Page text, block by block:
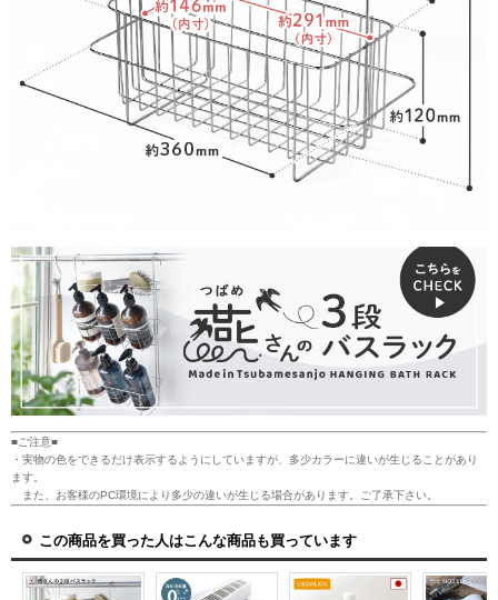
■ご注意■
・実物の色をできるだけ表示するようにしていますが、多少カラーに違いが生じることがあり
ます。
また、お客様のPC環境により多少の違いが生じる場合があります。ご了承下さい。
この商品を買った人はこんな商品も買っています